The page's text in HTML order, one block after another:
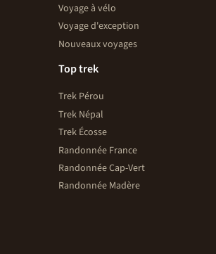
Voyage à vélo
Voyage d'exception
Nouveaux voyages
Top trek
Trek Pérou
Trek Népal
Trek Écosse
Randonnée France
Randonnée Cap-Vert
Randonnée Madère